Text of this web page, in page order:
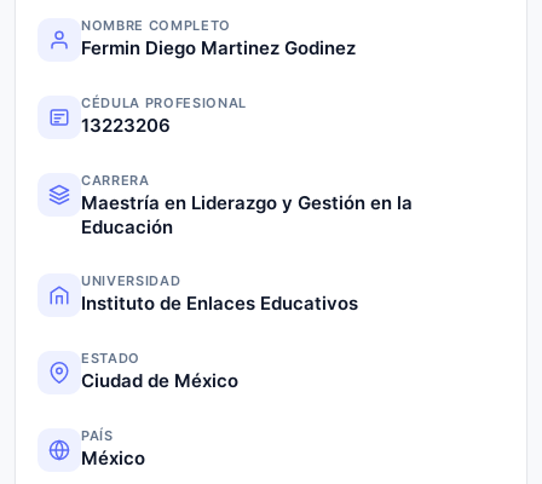
NOMBRE COMPLETO
Fermin Diego Martinez Godinez
CÉDULA PROFESIONAL
13223206
CARRERA
Maestría en Liderazgo y Gestión en la
Educación
UNIVERSIDAD
Instituto de Enlaces Educativos
ESTADO
Ciudad de México
PAÍS
México